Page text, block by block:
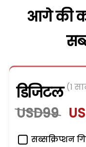
आगे की
डिजिटल (1
USD99
सब्सक्रिप्शन